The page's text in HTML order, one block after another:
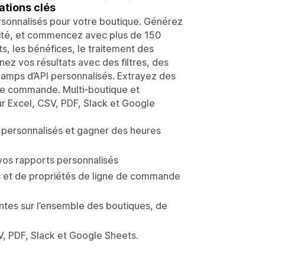
clés
pour votre boutique. Générez
et commencez avec plus de 150
les bénéfices, le traitement des
vos résultats avec des filtres, des
d’API personnalisés. Extrayez des
commande. Multi-boutique et
CSV, PDF, Slack et Google
et gagner des heures
rapports personnalisés
de propriétés de ligne de commande
sur l’ensemble des boutiques, de
PDF, Slack et Google Sheets.